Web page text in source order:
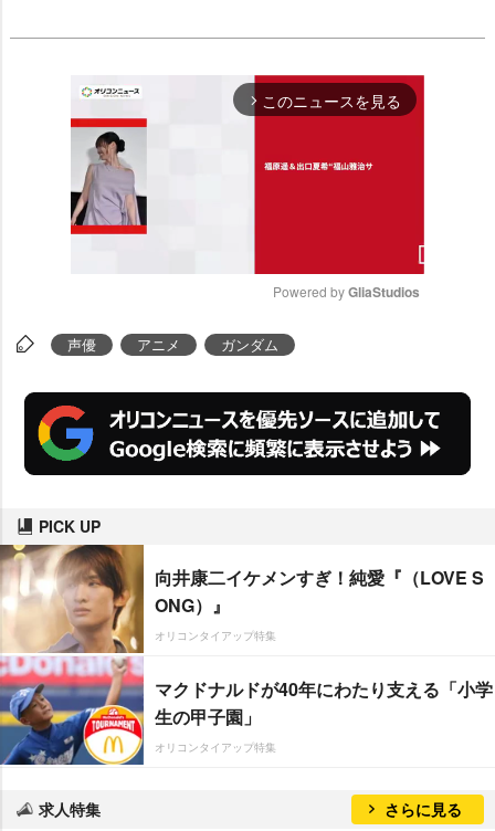
arrow_forward_ios このニュースを見る
Powered by GliaStudios
声優 アニメ ガンダム
PICK UP
向井康二イケメンすぎ！純愛『（LOVE S
ONG）』
オリコンタイアップ特集
マクドナルドが40年にわたり支える「小学
生の甲子園」
オリコンタイアップ特集
求人特集 さらに見る